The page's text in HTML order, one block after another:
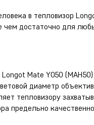
в тепловизор
чем достаточно для
Mate Y050
диаметр
тепловизору
предельно